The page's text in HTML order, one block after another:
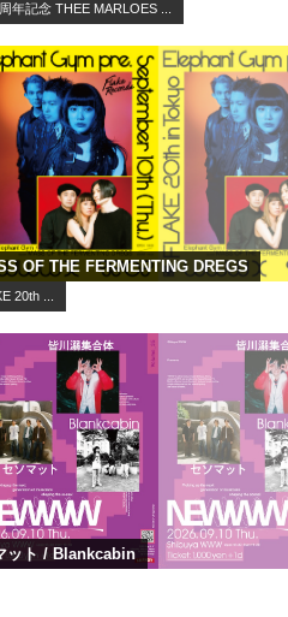
年記念 THEE MARLOES ...
OF THE FERMENTING DREGS
20th ...
ット / Blankcabin